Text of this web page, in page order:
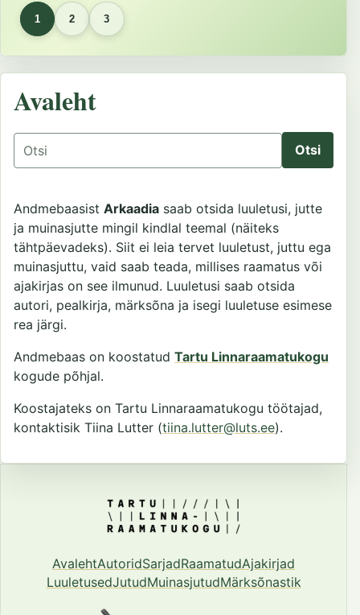
1 2 3
Avaleht
Otsing
Andmebaasist Arkaadia saab otsida luuletusi, jutte
ja muinasjutte mingil kindlal teemal (näiteks
tähtpäevadeks). Siit ei leia tervet luuletust, juttu ega
muinasjuttu, vaid saab teada, millises raamatus või
ajakirjas on see ilmunud. Luuletusi saab otsida
autori, pealkirja, märksõna ja isegi luuletuse esimese
rea järgi.
Andmebaas on koostatud Tartu Linnaraamatukogu
kogude põhjal.
Koostajateks on Tartu Linnaraamatukogu töötajad,
kontaktisik Tiina Lutter (tiina.lutter@luts.ee).
AvalehtAutoridSarjadRaamatudAjakirjad
LuuletusedJutudMuinasjutudMärksõnastik